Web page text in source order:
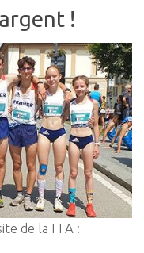
!
de la FFA :